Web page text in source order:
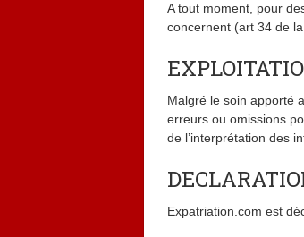
A tout moment, pour
concernent (art 34 de
Malgré le soin apporté
erreurs ou omissions
de l’interprétation des
Expatriation.com est